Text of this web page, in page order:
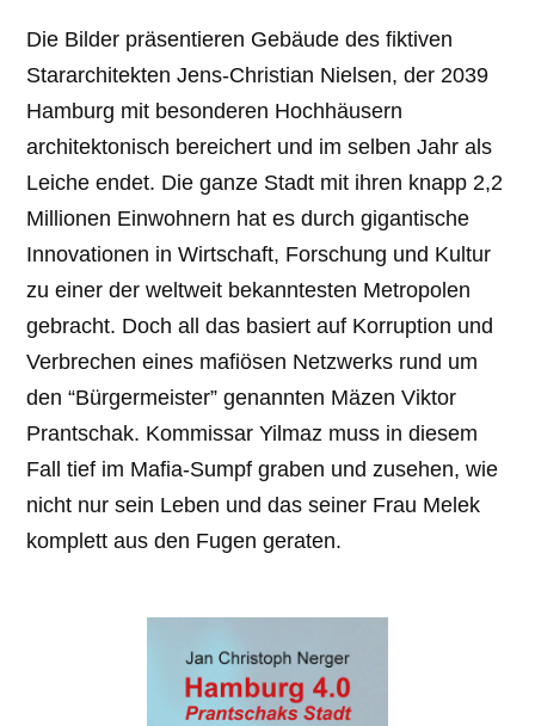
Die Bilder präsentieren Gebäude des fiktiven
Stararchitekten Jens-Christian Nielsen, der 2039
Hamburg mit besonderen Hochhäusern
architektonisch bereichert und im selben Jahr als
Leiche endet. Die ganze Stadt mit ihren knapp 2,2
Millionen Einwohnern hat es durch gigantische
Innovationen in Wirtschaft, Forschung und Kultur
zu einer der weltweit bekanntesten Metropolen
gebracht. Doch all das basiert auf Korruption und
Verbrechen eines mafiösen Netzwerks rund um
den “Bürgermeister” genannten Mäzen Viktor
Prantschak. Kommissar Yilmaz muss in diesem
Fall tief im Mafia-Sumpf graben und zusehen, wie
nicht nur sein Leben und das seiner Frau Melek
komplett aus den Fugen geraten.